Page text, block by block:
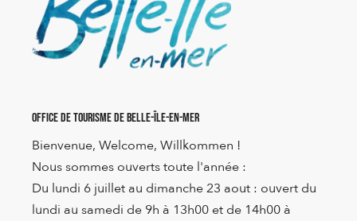
Office de Tourisme de Belle-Île-en-Mer
Bienvenue, Welcome, Willkommen !
Nous sommes ouverts toute l'année :
Du lundi 6 juillet au dimanche 23 aout : ouvert du
lundi au samedi de 9h à 13h00 et de 14h00 à